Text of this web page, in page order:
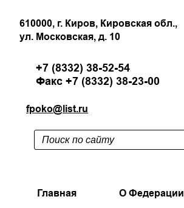
610000, г. Киров, Кировская обл.,
ул. Московская, д. 10
+7 (8332) 38-52-54
Факс +7 (8332) 38-23-00
fpoko@list.ru
Главная О Федерации